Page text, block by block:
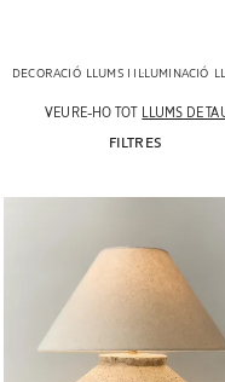
DECORACIÓ LLUMS I IL·LUMINACIÓ
VEURE-HO TOT LLUMS DE
FILTRES
Imatge canviada a 1 de 6